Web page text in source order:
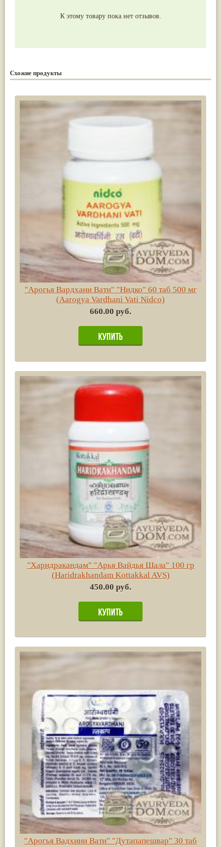
К этому товару пока нет отзывов.
Схожие продукты
"Арогья Вардхани Вати" "Нидко" 60 таб 500 мг
(Aarogya Vardhani Vati Nidco)
660.00 руб.
"Харидракандам" "Арья Вайдья Шала" 100 гр
(Haridrakhandam Kottakkal AVS)
450.00 руб.
"Арогья Вадхини Вати" "Дутапапешвар" 30 таб